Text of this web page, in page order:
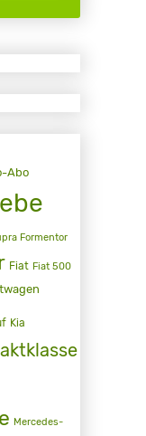
Abo
Formentor
Fiat Fiat 500
Kia
Mercedes-